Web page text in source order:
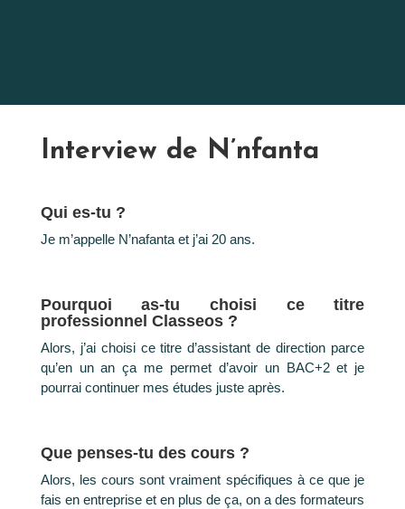
Interview de N’nfanta
Qui es-tu ?
Je m’appelle N’nafanta et j’ai 20 ans.
Pourquoi as-tu choisi ce titre
professionnel Classeos ?
Alors, j’ai choisi ce titre d’assistant de direction parce
qu’en un an ça me permet d’avoir un BAC+2 et je
pourrai continuer mes études juste après.
Que penses-tu des cours ?
Alors, les cours sont vraiment spécifiques à ce que je
fais en entreprise et en plus de ça, on a des formateurs